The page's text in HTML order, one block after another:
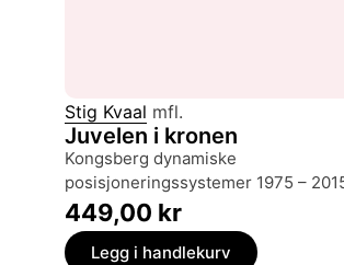
Stig Kvaal mfl.
Juvelen i kronen
Kongsberg dynamiske
posisjoneringssystemer 1975 –
449,00 kr
Legg i handlekurv